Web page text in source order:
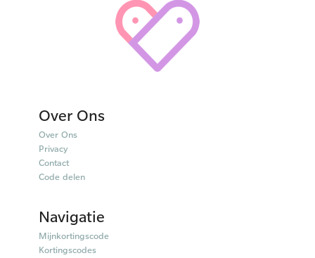
Over Ons
Over Ons
Privacy
Contact
Code delen
Navigatie
Mijnkortingscode
Kortingscodes